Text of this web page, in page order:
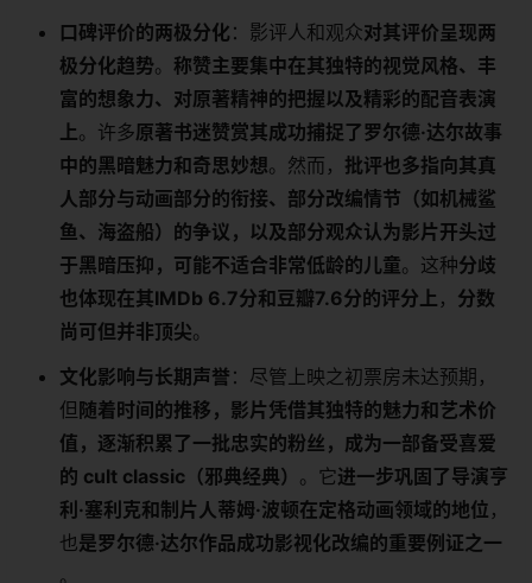
​口碑评价的两极分化​ ​：影评人和观众​​对其评价呈现两
极分化趋势​​。​ ​称赞主要集中在其独特的视觉风格、丰
富的想象力、对原著精神的把握以及精彩的配音表演
上​​。许多​​原著书迷赞赏其成功捕捉了罗尔德·达尔故事
中的黑暗魅力和奇思妙想​​。然而，​ ​批评也多指向其真
人部分与动画部分的衔接、部分改编情节（如机械鲨
鱼、海盗船）的争议，以及部分观众认为影片开头过
于黑暗压抑，可能不适合非常低龄的儿童​​。这种​​分歧
也体现在其IMDb 6.7分和豆瓣7.6分的评分上​ ​，​ ​分数
尚可但并非顶尖​​。
​文化影响与长期声誉​ ​：尽管上映之初票房未达预期，
但​​随着时间的推移，影片凭借其独特的魅力和艺术价
值，逐渐积累了一批忠实的粉丝，成为一部备受喜爱
的 cult classic（邪典经典）​ ​。它​​进一步巩固了导演亨
利·塞利克和制片人蒂姆·波顿在定格动画领域的地位​ ​，
也​​是罗尔德·达尔作品成功影视化改编的重要例证之一​
。